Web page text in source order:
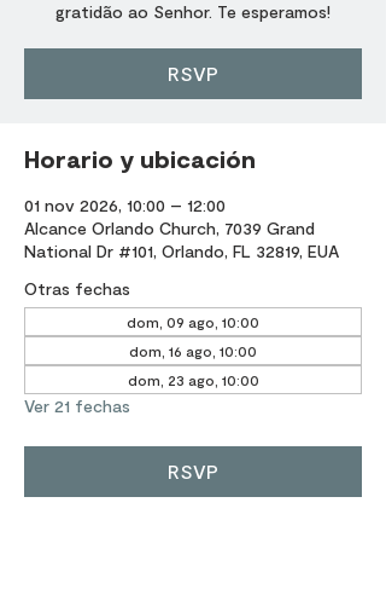
gratidão ao Senhor. Te esperamos!
RSVP
Horario y ubicación
01 nov 2026, 10:00 – 12:00
Alcance Orlando Church, 7039 Grand
National Dr #101, Orlando, FL 32819, EUA
Otras fechas
dom, 09 ago, 10:00
dom, 16 ago, 10:00
dom, 23 ago, 10:00
Ver 21 fechas
RSVP